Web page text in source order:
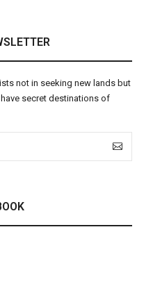
not in seeking new lands but
secret destinations of